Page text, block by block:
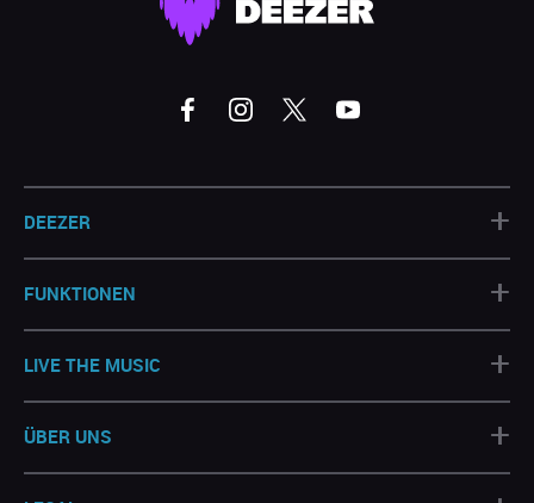
DEEZER +
FUNKTIONEN +
LIVE THE MUSIC +
ÜBER UNS +